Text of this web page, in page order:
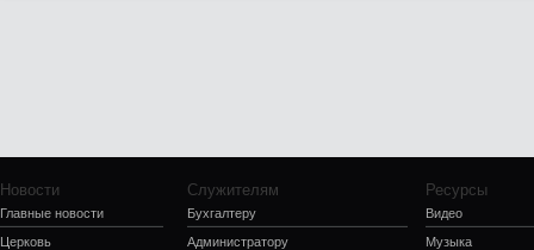
Новости
Главные новости
Церковь
Служителям
Бухгалтеру
Администратору
Ресурсы
Видео
Музыка